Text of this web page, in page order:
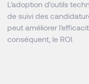
L'adoption d'outils
de suivi des
peut améliorer
conséquent, le ROI.